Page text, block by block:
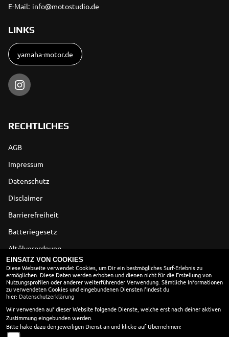
E-Mail: info@motostudio.de
LINKS
yamaha-motor.de
RECHTLICHES
AGB
Impressum
Datenschutz
Disclaimer
Barrierefreiheit
Batteriegesetz
Altölverordnung
ÖFFNUNGSZEITEN
Öffnungszeiten Schliesszeiten
SOMMERURLAUB
Von 03.08.2026 bis 15.08.2026
EINSATZ VON COOKIES
Diese Webseite verwendet Cookies, um Dir ein bestmögliches Surf-Erlebnis zu
ermöglichen. Diese Daten werden erhoben und dienen nicht für die Erstellung von
Nutzungsprofilen oder anderer weiterführender Verwendung. Sämtliche Informationen
zu verwendeten Cookies und eingebundenen Diensten findest du
hier: Datenschutzerklärung
Wir verwenden auf dieser Website folgende Dienste, welche erst nach deiner aktiven
Zustimmung eingebunden werden.
Bitte hake dazu den jeweiligen Dienst an und klicke auf Übernehmen: